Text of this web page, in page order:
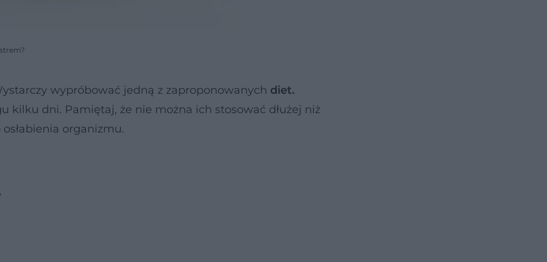
wypróbować jedną z zaproponowanych diet.
kilku dni. Pamiętaj, że nie można ich stosować dłużej niż
organizmu.